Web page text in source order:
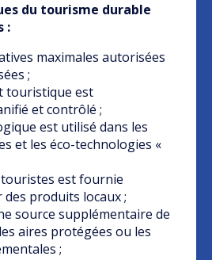
du tourisme durable
:
maximales autorisées
;
touristique est
et contrôlé ;
est utilisé dans les
et les éco-technologies «
est fournie
produits locaux ;
source supplémentaire de
aires protégées ou les
;